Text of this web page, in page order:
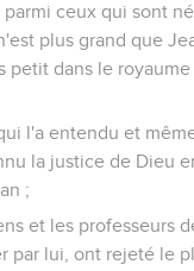
parmi ceux qui sont
plus grand que
petit dans le
l'a entendu et
la justice de Dieu
;
et les professeurs
par lui, ont rejeté le